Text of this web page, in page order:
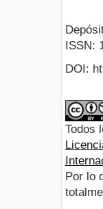
ISSN:
DOI:
Todos
Por lo